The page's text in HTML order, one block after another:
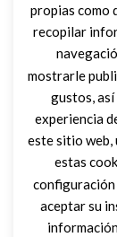
propias como
recopilar
mostrarle
gustos,
experiencia
este sitio web,
estas
configuración
aceptar su